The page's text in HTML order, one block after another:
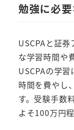
勉強に必
USCPAと証
な学習時間や
USCPAの学
時間を費やし
す。受験手数
よそ100万円